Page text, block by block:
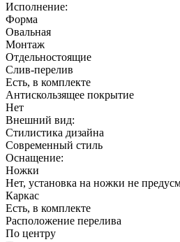
Исполнение:
Форма
Овальная
Монтаж
Отдельностоящие
Слив-перелив
Есть, в комплекте
Антискользящее покрытие
Нет
Внешний вид:
Стилистика дизайна
Современный стиль
Оснащение:
Ножки
Нет, установка на ножки не
Каркас
Есть, в комплекте
Расположение перелива
По центру